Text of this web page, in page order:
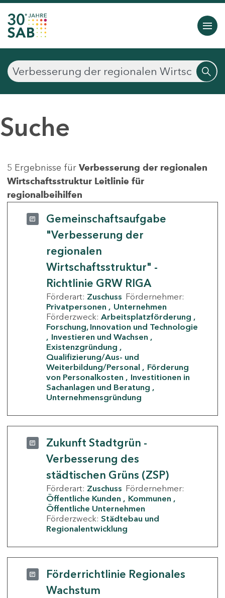
Suche
5 Ergebnisse für Verbesserung der regionalen
Wirtschaftsstruktur Leitlinie für
regionalbeihilfen
Gemeinschaftsaufgabe
"Verbesserung der
regionalen
Wirtschaftsstruktur" -
Richtlinie GRW RIGA
Förderart: Zuschuss Fördernehmer:
Privatpersonen
Unternehmen
Förderzweck: Arbeitsplatzförderung
Forschung, Innovation und Technologie
Investieren und Wachsen
Existenzgründung
Qualifizierung/Aus- und
Weiterbildung/Personal
Förderung
von Personalkosten
Investitionen in
Sachanlagen und Beratung
Unternehmensgründung
Zukunft Stadtgrün -
Verbesserung des
städtischen Grüns (ZSP)
Förderart: Zuschuss Fördernehmer:
Öffentliche Kunden
Kommunen
Öffentliche Unternehmen
Förderzweck: Städtebau und
Regionalentwicklung
Förderrichtlinie Regionales
Wachstum